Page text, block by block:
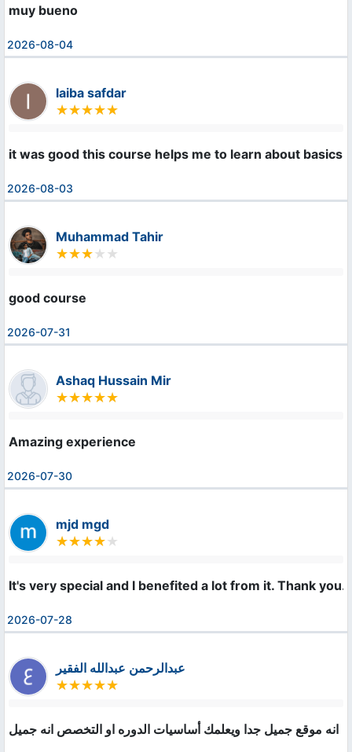
muy bueno
2026-08-04
laiba safdar
it was good this course helps me to learn about basics
2026-08-03
Muhammad Tahir
good course
2026-07-31
Ashaq Hussain Mir
Amazing experience
2026-07-30
mjd mgd
It's very special and I benefited a lot from it. Thank you.
2026-07-28
عبدالرحمن عبدالله الفقير
انه موقع جميل جدا ويعلمك أساسيات الدوره او التخصص انه جميل